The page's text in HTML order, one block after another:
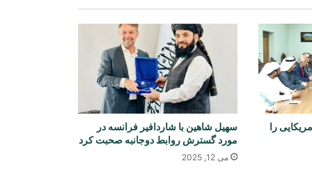
آزادی ۳۲۵ مهاجر افغان از زندان‌های
پاکستان و بازگشت آنان به کشور
نشست چهارجانبه عربستان، پاکستان،
مصر و ترکیه بر کاهش تنش‌های
منطقه‌ای تأکید کرد
حملات هوایی رژیم صهیونیستی به جنوب
را
سهیل شاهین با شاردافیر فرانسه در
مورد گسترش روابط دوجانبه صحبت کرد
می 12, 2025